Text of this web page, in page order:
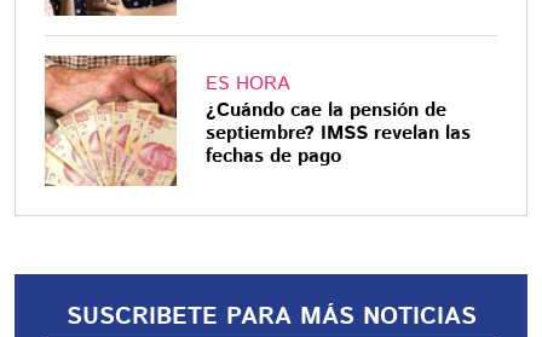
ES HORA
¿Cuándo cae la pensión de
septiembre? IMSS revelan las
fechas de pago
SUSCRIBETE PARA MÁS NOTICIAS